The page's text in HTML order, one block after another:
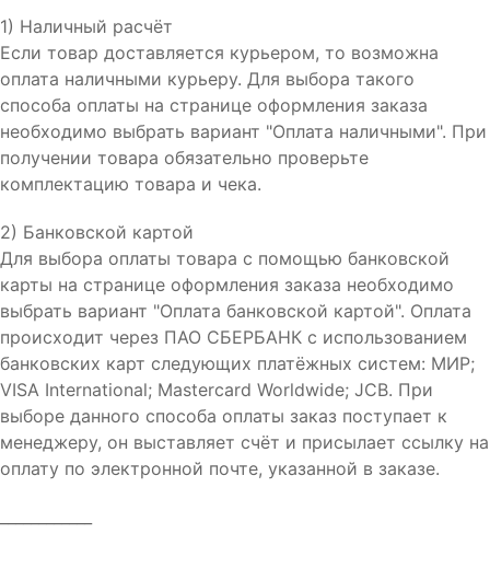
1) Наличный расчёт
Если товар доставляется курьером, то возможна
оплата наличными курьеру. Для выбора такого
способа оплаты на странице оформления заказа
необходимо выбрать вариант "Оплата наличными". При
получении товара обязательно проверьте
комплектацию товара и чека.
2) Банковской картой
Для выбора оплаты товара с помощью банковской
карты на странице оформления заказа необходимо
выбрать вариант "Оплата банковской картой". Оплата
происходит через ПАО СБЕРБАНК с использованием
банковских карт следующих платёжных систем: МИР;
VISA International; Mastercard Worldwide; JCB. При
выборе данного способа оплаты заказ поступает к
менеджеру, он выставляет счёт и присылает ссылку на
оплату по электронной почте, указанной в заказе.